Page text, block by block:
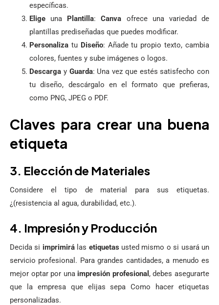
específicas.
Elige una Plantilla:Canva ofrece una variedad de
plantillas prediseñadas que puedes modificar.
Personaliza tu Diseño: Añade tu propio texto, cambia
colores, fuentes y sube imágenes o logos.
Descarga y Guarda: Una vez que estés satisfecho con
tu diseño, descárgalo en el formato que prefieras,
como PNG, JPEG o PDF.
Claves para crear una buena
etiqueta
3. Elección de Materiales
Considere el tipo de material para sus etiquetas.
¿(resistencia al agua, durabilidad, etc.).
4. Impresión y Producción
Decida si imprimirálas etiquetas usted mismo o si usará un
servicio profesional. Para grandes cantidades, a menudo es
mejor optar por una impresión profesional , debes asegurarte
que la empresa que elijas sepa Como hacer etiquetas
personalizadas.